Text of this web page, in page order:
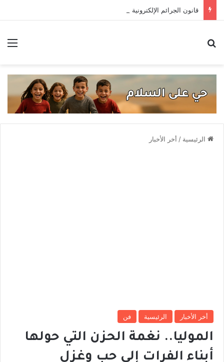
الرئيسية / أخر الأخبار
أخر الأخبار الرئيسية فن
الموليا.. نغمة الحزن التي حولها
أبناء الفرات إلى حب وغزل